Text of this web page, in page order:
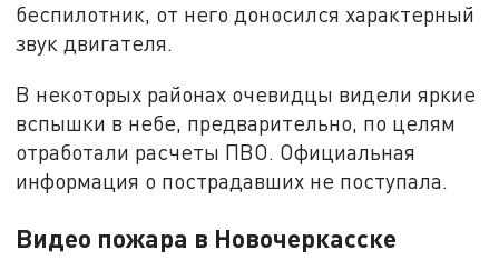
беспилотник, от него доносился характерный
звук двигателя.
В некоторых районах очевидцы видели яркие
вспышки в небе, предварительно, по целям
отработали расчеты ПВО. Официальная
информация о пострадавших не поступала.
Видео пожара в Новочеркасске